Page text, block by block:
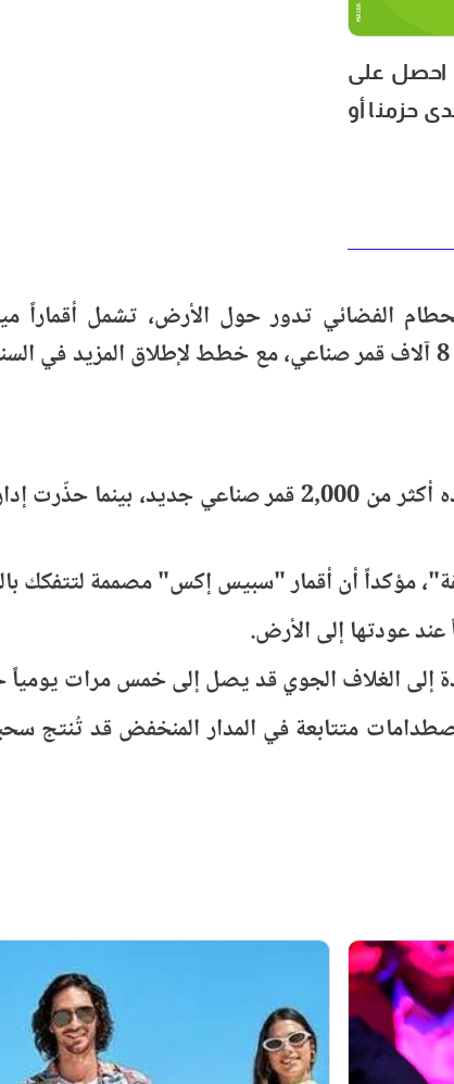
احصل على
حزمنا أو
حالياً أكثر من 25 ألف قطعة من الحطام الفضائي تدور حول
الاصطدامات، فيما يبلغ عدد الأقمار العاملة لشركة "سبيس إكس" نحو 8 آلاف قمر
ووفق موقع "سبيس فايت ناو "، أطلقت الشركة خلال هذا العام وحده
مؤكداً أن أقمار "سبيس إكس" مصممة لتتفكك
عودتها إلى الأرض.
إلى الغلاف الجوي قد يصل إلى خمس مرات يومياً
متتابعة في المدار المنخفض قد تُنتج